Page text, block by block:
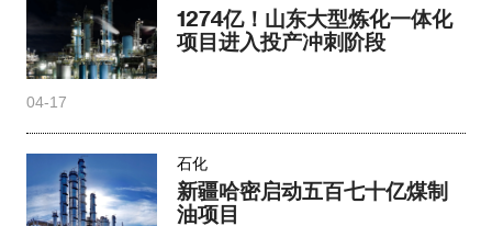
1274亿！山东大型炼化一体化
项目进入投产冲刺阶段
04-17
石化
新疆哈密启动五百七十亿煤制
油项目